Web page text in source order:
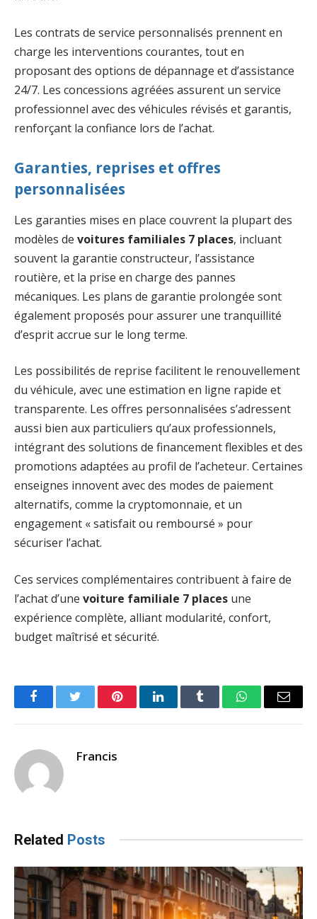
Les contrats de service personnalisés prennent en
charge les interventions courantes, tout en
proposant des options de dépannage et d’assistance
24/7. Les concessions agréées assurent un service
professionnel avec des véhicules révisés et garantis,
renforçant la confiance lors de l’achat.
Garanties, reprises et offres
personnalisées
Les garanties mises en place couvrent la plupart des
modèles de voitures familiales 7 places, incluant
souvent la garantie constructeur, l’assistance
routière, et la prise en charge des pannes
mécaniques. Les plans de garantie prolongée sont
également proposés pour assurer une tranquillité
d’esprit accrue sur le long terme.
Les possibilités de reprise facilitent le renouvellement
du véhicule, avec une estimation en ligne rapide et
transparente. Les offres personnalisées s’adressent
aussi bien aux particuliers qu’aux professionnels,
intégrant des solutions de financement flexibles et des
promotions adaptées au profil de l’acheteur. Certaines
enseignes innovent avec des modes de paiement
alternatifs, comme la cryptomonnaie, et un
engagement « satisfait ou remboursé » pour
sécuriser l’achat.
Ces services complémentaires contribuent à faire de
l’achat d’une voiture familiale 7 places une
expérience complète, alliant modularité, confort,
budget maîtrisé et sécurité.
FacebookTwitter PinterestLinkedInTumblr WhatsAppEmail
Francis
Related Posts